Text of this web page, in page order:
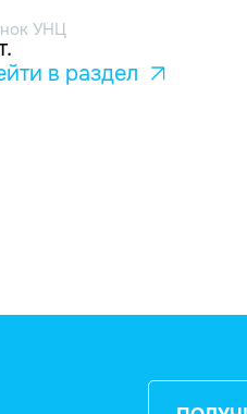
УНЦ
в раздел